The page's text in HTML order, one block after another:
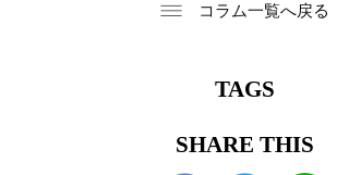
コラム一覧へ戻る
TAGS
SHARE THIS